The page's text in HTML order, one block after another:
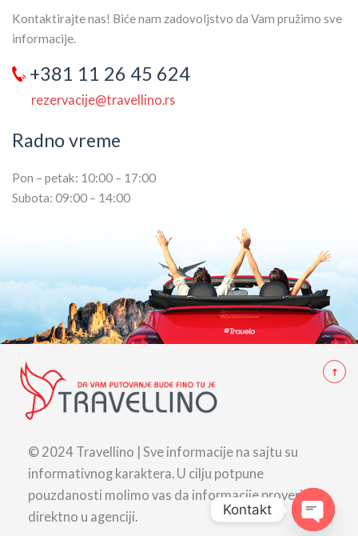
Kontaktirajte nas! Biće nam zadovoljstvo da Vam pružimo sve
informacije.
+381 11 26 45 624
rezervacije@travellino.rs
Radno vreme
Pon – petak: 10:00 – 17:00
Subota: 09:00 – 14:00
© 2024 Travellino | Sve informacije na sajtu su
informativnog karaktera. U cilju potpune
pouzdanosti molimo vas da informacije proverite
direktno u agenciji.
Kontakt